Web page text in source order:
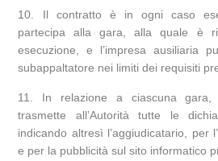
Il contratto è in ogni caso
partecipa alla gara, alla quale è
esecuzione, e l’impresa ausiliaria
subappaltatore nei limiti dei requisiti
In relazione a ciascuna gara,
trasmette all’Autorità tutte le
indicando altresì l’aggiudicatario, per
e per la pubblicità sul sito informatico